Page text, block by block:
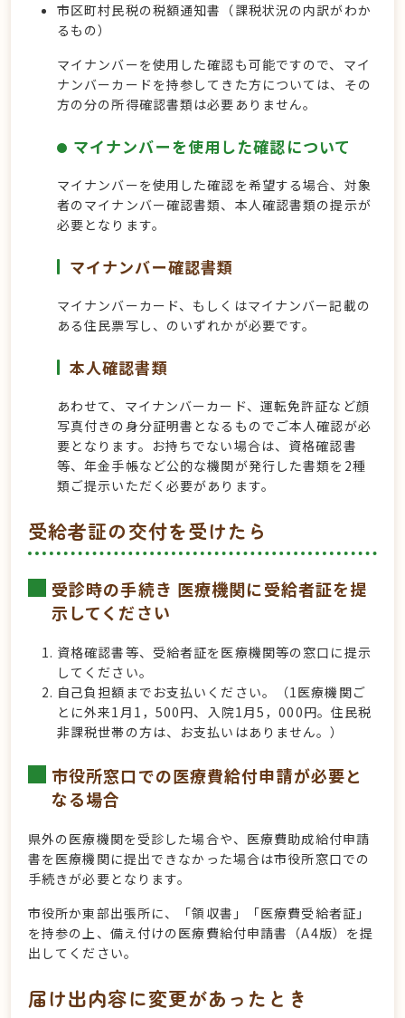
市区町村民税の税額通知書（課税状況の内訳がわか
るもの）
マイナンバーを使用した確認も可能ですので、マイ
ナンバーカードを持参してきた方については、その
方の分の所得確認書類は必要ありません。
マイナンバーを使用した確認について
マイナンバーを使用した確認を希望する場合、対象
者のマイナンバー確認書類、本人確認書類の提示が
必要となります。
マイナンバー確認書類
マイナンバーカード、もしくはマイナンバー記載の
ある住民票写し、のいずれかが必要です。
本人確認書類
あわせて、マイナンバーカード、運転免許証など顔
写真付きの身分証明書となるものでご本人確認が必
要となります。お持ちでない場合は、資格確認書
等、年金手帳など公的な機関が発行した書類を2種
類ご提示いただく必要があります。
受給者証の交付を受けたら
受診時の手続き 医療機関に受給者証を提
示してください
資格確認書等、受給者証を医療機関等の窓口に提示
してください。
自己負担額までお支払いください。（1医療機関ご
とに外来1月1，500円、入院1月5，000円。住民税
非課税世帯の方は、お支払いはありません。）
市役所窓口での医療費給付申請が必要と
なる場合
県外の医療機関を受診した場合や、医療費助成給付申請
書を医療機関に提出できなかった場合は市役所窓口での
手続きが必要となります。
市役所か東部出張所に、「領収書」「医療費受給者証」
を持参の上、備え付けの医療費給付申請書（A4版）を提
出してください。
届け出内容に変更があったとき